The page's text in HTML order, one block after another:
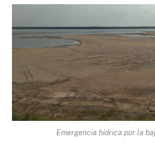
Emergencia hídrica por la